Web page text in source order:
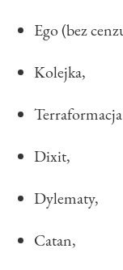
Ego (bez
Kolejka,
Dixit,
Dylematy,
Catan,